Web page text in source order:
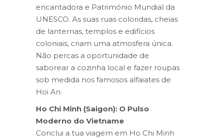
encantadora e Património Mundial da
UNESCO. As suas ruas coloridas, cheias
de lanternas, templos e edifícios
coloniais, criam uma atmosfera única.
Não percas a oportunidade de
saborear a cozinha local e fazer roupas
sob medida nos famosos alfaiates de
Hoi An.
Ho Chi Minh (Saigon): O Pulso
Moderno do Vietname
Conclui a tua viagem em Ho Chi Minh